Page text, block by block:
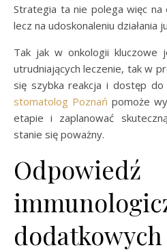
Strategia ta nie polega więc na
lecz na udoskonaleniu działania
Tak jak w onkologii kluczowe
utrudniających leczenie, tak w
się szybka reakcja i dostęp do
stomatolog Poznań pomoże
etapie i zaplanować
stanie się poważny.
Odpowiedź